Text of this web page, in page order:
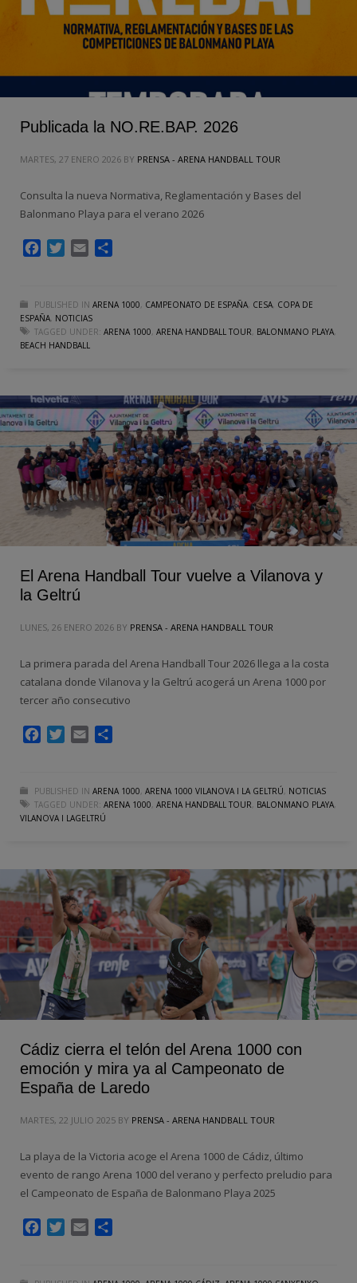
Publicada la NO.RE.BAP. 2026
MARTES, 27 ENERO 2026 BY PRENSA - ARENA HANDBALL TOUR
Consulta la nueva Normativa, Reglamentación y Bases del
Balonmano Playa para el verano 2026
FacebookTwitter
Email
PUBLISHED IN ARENA 1000, CAMPEONATO DE ESPAÑA, CESA, COPA DE
ESPAÑA, NOTICIAS
TAGGED UNDER: ARENA 1000, ARENA HANDBALL TOUR, BALONMANO PLAYA,
BEACH HANDBALL
El Arena Handball Tour vuelve a Vilanova y
la Geltrú
LUNES, 26 ENERO 2026 BY PRENSA - ARENA HANDBALL TOUR
La primera parada del Arena Handball Tour 2026 llega a la costa
catalana donde Vilanova y la Geltrú acogerá un Arena 1000 por
tercer año consecutivo
FacebookTwitter
Email
PUBLISHED IN ARENA 1000, ARENA 1000 VILANOVA I LA GELTRÚ, NOTICIAS
TAGGED UNDER: ARENA 1000, ARENA HANDBALL TOUR, BALONMANO PLAYA,
VILANOVA I LAGELTRÚ
Cádiz cierra el telón del Arena 1000 con
emoción y mira ya al Campeonato de
España de Laredo
MARTES, 22 JULIO 2025 BY PRENSA - ARENA HANDBALL TOUR
La playa de la Victoria acoge el Arena 1000 de Cádiz, último
evento de rango Arena 1000 del verano y perfecto preludio para
el Campeonato de España de Balonmano Playa 2025
FacebookTwitter
Email